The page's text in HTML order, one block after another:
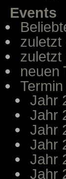
Events
zuletzt
zuletzt
neuen
Jahr
Jahr
Jahr
Jahr
Jahr
Jahr